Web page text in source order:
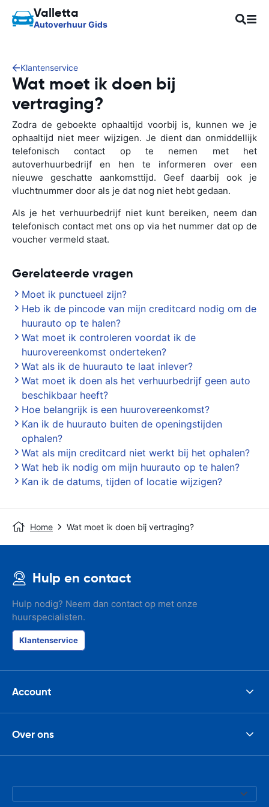
Valletta
Autoverhuur Gids
Klantenservice
Wat moet ik doen bij
vertraging?
Zodra de geboekte ophaaltijd voorbij is, kunnen we je
ophaaltijd niet meer wijzigen. Je dient dan onmiddellijk
telefonisch contact op te nemen met het
autoverhuurbedrijf en hen te informeren over een
nieuwe geschatte aankomsttijd. Geef daarbij ook je
vluchtnummer door als je dat nog niet hebt gedaan.
Als je het verhuurbedrijf niet kunt bereiken, neem dan
telefonisch contact met ons op via het nummer dat op de
voucher vermeld staat.
Gerelateerde vragen
Moet ik punctueel zijn?
Heb ik de pincode van mijn creditcard nodig om de
huurauto op te halen?
Wat moet ik controleren voordat ik de
huurovereenkomst onderteken?
Wat als ik de huurauto te laat inlever?
Wat moet ik doen als het verhuurbedrijf geen auto
beschikbaar heeft?
Hoe belangrijk is een huurovereenkomst?
Kan ik de huurauto buiten de openingstijden
ophalen?
Wat als mijn creditcard niet werkt bij het ophalen?
Wat heb ik nodig om mijn huurauto op te halen?
Kan ik de datums, tijden of locatie wijzigen?
Home Wat moet ik doen bij vertraging?
Hulp en contact
Hulp nodig? Neem dan contact op met onze
huurspecialisten.
Klantenservice
Account
Over ons